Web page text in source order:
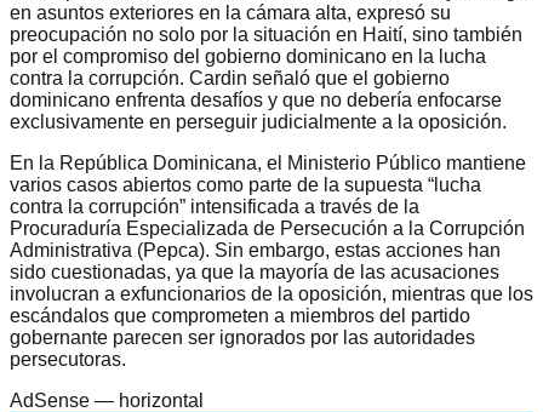
en asuntos exteriores en la cámara alta, expresó su
preocupación no solo por la situación en Haití, sino también
por el compromiso del gobierno dominicano en la lucha
contra la corrupción. Cardin señaló que el gobierno
dominicano enfrenta desafíos y que no debería enfocarse
exclusivamente en perseguir judicialmente a la oposición.
En la República Dominicana, el Ministerio Público mantiene
varios casos abiertos como parte de la supuesta “lucha
contra la corrupción” intensificada a través de la
Procuraduría Especializada de Persecución a la Corrupción
Administrativa (Pepca). Sin embargo, estas acciones han
sido cuestionadas, ya que la mayoría de las acusaciones
involucran a exfuncionarios de la oposición, mientras que los
escándalos que comprometen a miembros del partido
gobernante parecen ser ignorados por las autoridades
persecutoras.
AdSense — horizontal